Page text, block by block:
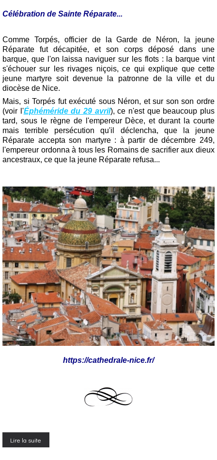
Célébration de Sainte Réparate...
Comme Torpés, officier de la Garde de Néron, la jeune
Réparate fut décapitée, et son corps déposé dans une
barque, que l'on laissa naviguer sur les flots : la barque vint
s'échouer sur les rivages niçois, ce qui explique que cette
jeune martyre soit devenue la patronne de la ville et du
diocèse de Nice.
Mais, si Torpés fut exécuté sous Néron, et sur son son ordre
(voir l'Éphéméride du 29 avril), ce n'est que beaucoup plus
tard, sous le règne de l'empereur Dèce, et durant la courte
mais terrible persécution qu'il déclencha, que la jeune
Réparate accepta son martyre : à partir de décembre 249,
l'empereur ordonna à tous les Romains de sacrifier aux dieux
ancestraux, ce que la jeune Réparate refusa...
https://cathedrale-nice.fr/
Lire la suite